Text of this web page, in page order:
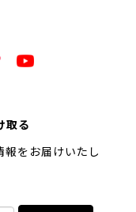
取る
をお届けいたし